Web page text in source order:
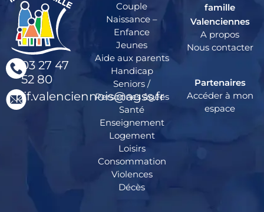
03 27 47
52 80
pif.valenciennois@agss.fr
Couple
Naissance –
Enfance
Jeunes
Aide aux parents
Handicap
Seniors /
Personnes âgées
Santé
Enseignement
Logement
Loisirs
Consommation
Violences
Décès
famille
Valenciennes
A propos
Nous contacter
Partenaires
Accéder à mon
espace